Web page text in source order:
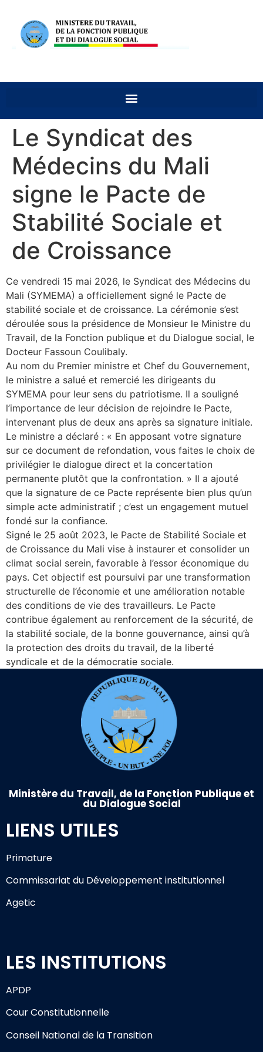
Le Syndicat des
Médecins du Mali
signe le Pacte de
Stabilité Sociale et
de Croissance
Ce vendredi 15 mai 2026, le Syndicat des Médecins du
Mali (SYMEMA) a officiellement signé le Pacte de
stabilité sociale et de croissance. La cérémonie s’est
déroulée sous la présidence de Monsieur le Ministre du
Travail, de la Fonction publique et du Dialogue social, le
Docteur Fassoun Coulibaly.
Au nom du Premier ministre et Chef du Gouvernement,
le ministre a salué et remercié les dirigeants du
SYMEMA pour leur sens du patriotisme. Il a souligné
l’importance de leur décision de rejoindre le Pacte,
intervenant plus de deux ans après sa signature initiale.
Le ministre a déclaré : « En apposant votre signature
sur ce document de refondation, vous faites le choix de
privilégier le dialogue direct et la concertation
permanente plutôt que la confrontation. » Il a ajouté
que la signature de ce Pacte représente bien plus qu’un
simple acte administratif ; c’est un engagement mutuel
fondé sur la confiance.
Signé le 25 août 2023, le Pacte de Stabilité Sociale et
de Croissance du Mali vise à instaurer et consolider un
climat social serein, favorable à l’essor économique du
pays. Cet objectif est poursuivi par une transformation
structurelle de l’économie et une amélioration notable
des conditions de vie des travailleurs. Le Pacte
contribue également au renforcement de la sécurité, de
la stabilité sociale, de la bonne gouvernance, ainsi qu’à
la protection des droits du travail, de la liberté
syndicale et de la démocratie sociale.
Ministère du Travail, de la Fonction Publique et
du Dialogue Social
LIENS UTILES
Primature
Commissariat du Développement institutionnel
Agetic
LES INSTITUTIONS
APDP
Cour Constitutionnelle
Conseil National de la Transition